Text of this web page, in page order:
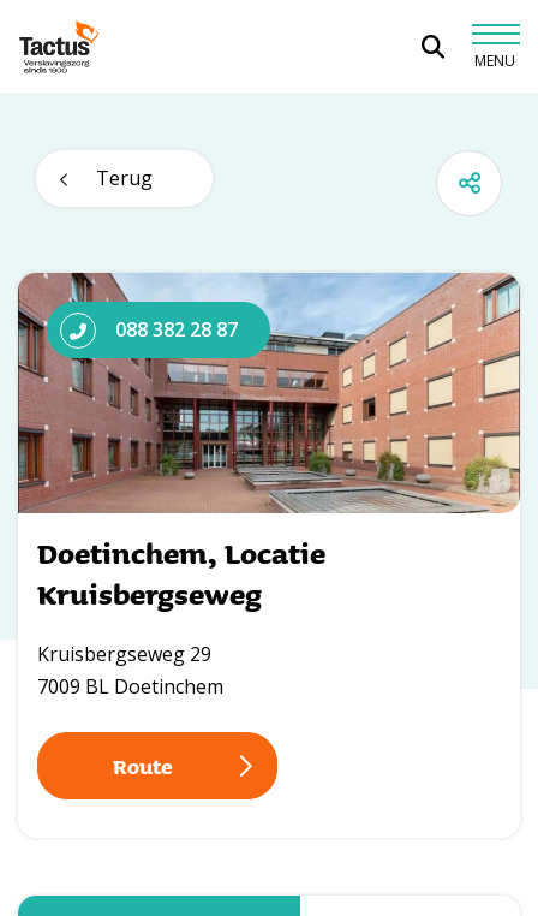
Spring naar content
MENU
Terug
088 382 28 87
Doetinchem, Locatie
Kruisbergseweg
Kruisbergseweg 29
7009 BL Doetinchem
Route